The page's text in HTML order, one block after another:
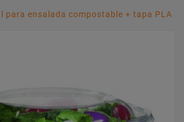
para ensalada compostable + tapa PLA